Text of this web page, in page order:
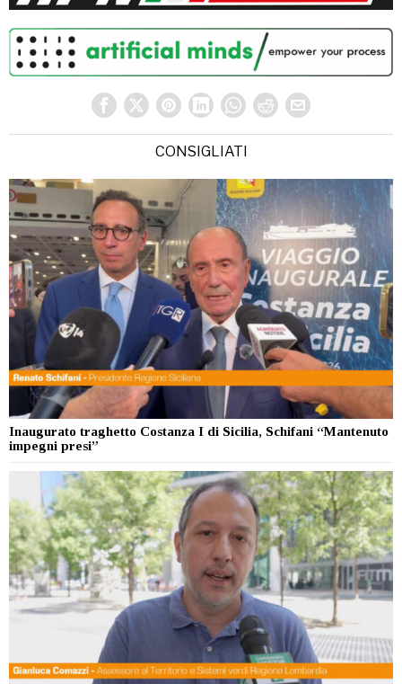
CONSIGLIATI
Inaugurato traghetto Costanza I di Sicilia, Schifani “Mantenuto
impegni presi”